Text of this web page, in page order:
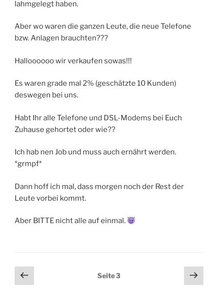
lahmgelegt haben.
Aber wo waren die ganzen Leute, die neue Telefone
bzw. Anlagen brauchten???
Halloooooo wir verkaufen sowas!!!
Es waren grade mal 2% (geschätzte 10 Kunden)
deswegen bei uns.
Habt Ihr alle Telefone und DSL-Modems bei Euch
Zuhause gehortet oder wie??
Ich hab nen Job und muss auch ernährt werden.
*grmpf*
Dann hoff ich mal, dass morgen noch der Rest der
Leute vorbei kommt.
Aber BITTE nicht alle auf einmal.
Seitennummerierung
der
Vorherige
Seite
Seite3